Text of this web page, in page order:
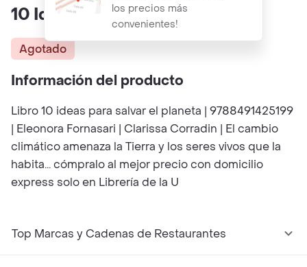
los precios más
convenientes!
10 Ideas Para Salvar El Planeta
Agotado
Información del producto
Libro 10 ideas para salvar el planeta | 9788491425199
| Eleonora Fornasari | Clarissa Corradin | El cambio
climático amenaza la Tierra y los seres vivos que la
habita... cómpralo al mejor precio con domicilio
express solo en Librería de la U
Top Marcas y Cadenas de Restaurantes